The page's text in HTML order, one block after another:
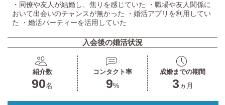
・同僚や友人が結婚し、焦りを感じていた ・職場や友人関係に
おいて出会いのチャンスが無かった ・婚活アプリを利用してい
た ・婚活パーティーを活用していた
入会後の婚活状況
紹介数
90名
コンタクト率
9%
成婚までの期間
3 ヵ月